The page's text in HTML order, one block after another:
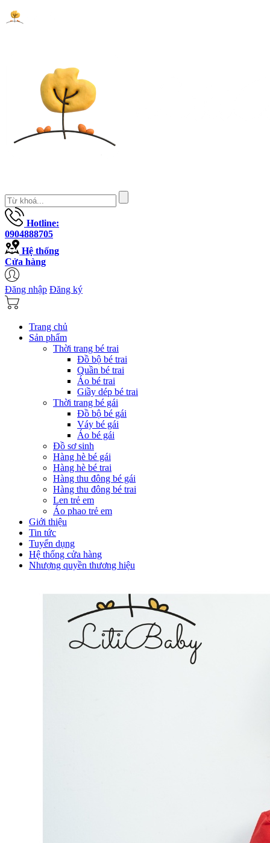
Hotline:
0904888705
Hệ thống
Cửa hàng
Đăng nhập Đăng ký
Trang chủ
Sản phẩm
Thời trang bé trai
Đồ bộ bé trai
Quần bé trai
Áo bé trai
Giầy dép bé trai
Thời trang bé gái
Đồ bộ bé gái
Váy bé gái
Áo bé gái
Đồ sơ sinh
Hàng hè bé gái
Hàng hè bé trai
Hàng thu đông bé gái
Hàng thu đông bé trai
Len trẻ em
Áo phao trẻ em
Giới thiệu
Tin tức
Tuyển dụng
Hệ thống cửa hàng
Nhượng quyền thương hiệu